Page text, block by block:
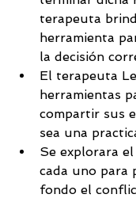
terapeuta
herramienta
la decisión
El terapeuta
herramientas
compartir sus
sea una
Se explorara
cada uno para
fondo el